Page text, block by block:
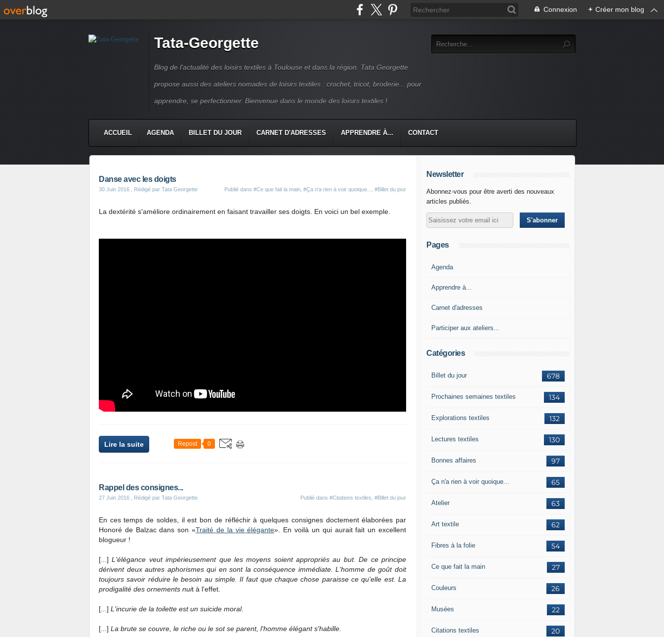
Connexion + Créer mon blog
Tata-Georgette
Blog de l'actualité des loisirs textiles à Toulouse et dans la région. Tata Georgette
propose aussi des ateliers nomades de loisirs textiles : crochet, tricot, broderie... pour
apprendre, se perfectionner. Bienvenue dans le monde des loisirs textiles !
ACCUEIL AGENDA BILLET DU JOUR CARNET D'ADRESSES APPRENDRE À... CONTACT
Danse avec les doigts
30 Juin 2016 , Rédigé par Tata Georgette Publié dans #Ce que fait la main #Ça n'a rien à voir quoique... #Billet du jour
La dextérité s'améliore ordinairement en faisant travailler ses doigts. En voici un bel exemple.
Lire la suite Repost 0
Rappel des consignes...
27 Juin 2016 , Rédigé par Tata Georgette Publié dans #Citations textiles #Billet du jour
En ces temps de soldes, il est bon de réfléchir à quelques consignes doctement élaborées par
Honoré de Balzac dans son «Traité de la vie élégante». En voilà un qui aurait fait un excellent
blogueur !
[...]L'élégance veut impérieusement que les moyens soient appropriés au but. De ce principe
dérivent deux autres aphorismes qui en sont la conséquence immédiate. L'homme de goût doit
toujours savoir réduire le besoin au simple. Il faut que chaque chose paraisse ce qu'elle est. La
prodigalité des ornements nuit à l'effet.
[...] L'incurie de la toilette est un suicide moral.
[...] La brute se couvre, le riche ou le sot se parent, l'homme élégant s'habille.
Newsletter
Abonnez-vous pour être averti des nouveaux
articles publiés.
Pages
Agenda
Apprendre à...
Carnet d'adresses
Participer aux ateliers...
Catégories
678
Billet du jour
134
Prochaines semaines textiles
132
Explorations textiles
130
Lectures textiles
97
Bonnes affaires
65
Ça n'a rien à voir quoique...
63
Atelier
62
Art textile
54
Fibres à la folie
27
Ce que fait la main
26
Couleurs
22
Musées
20
Citations textiles